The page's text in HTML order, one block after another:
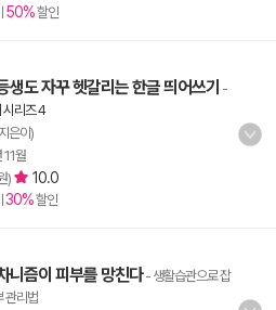
50%할인
생도 자꾸 헷갈리는 한글 띄어쓰기 -
시리즈 4
은이)
11월
) 10.0
30%할인
니즘이 피부를 망친다- 생활습관으로 잡
관리법